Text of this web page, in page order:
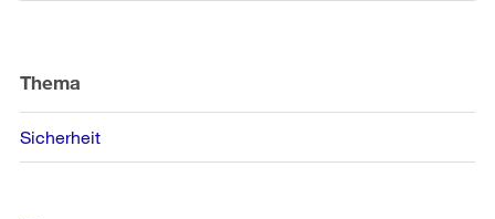
Thema
Sicherheit